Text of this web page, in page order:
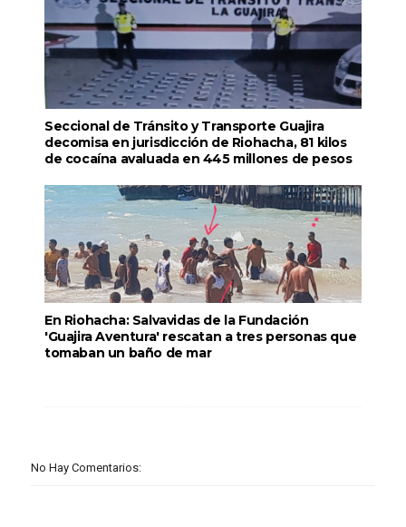
Seccional de Tránsito y Transporte Guajira
decomisa en jurisdicción de Riohacha, 81 kilos
de cocaína avaluada en 445 millones de pesos
En Riohacha: Salvavidas de la Fundación
'Guajira Aventura' rescatan a tres personas que
tomaban un baño de mar
No Hay Comentarios: